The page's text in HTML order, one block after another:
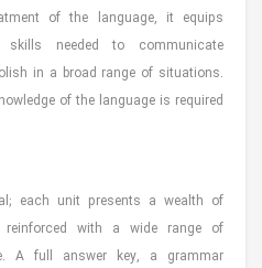
of the language, it equips
needed to communicate
in a broad range of situations.
of the language is required.
each unit presents a wealth of
with a wide range of
A full answer key, a grammar